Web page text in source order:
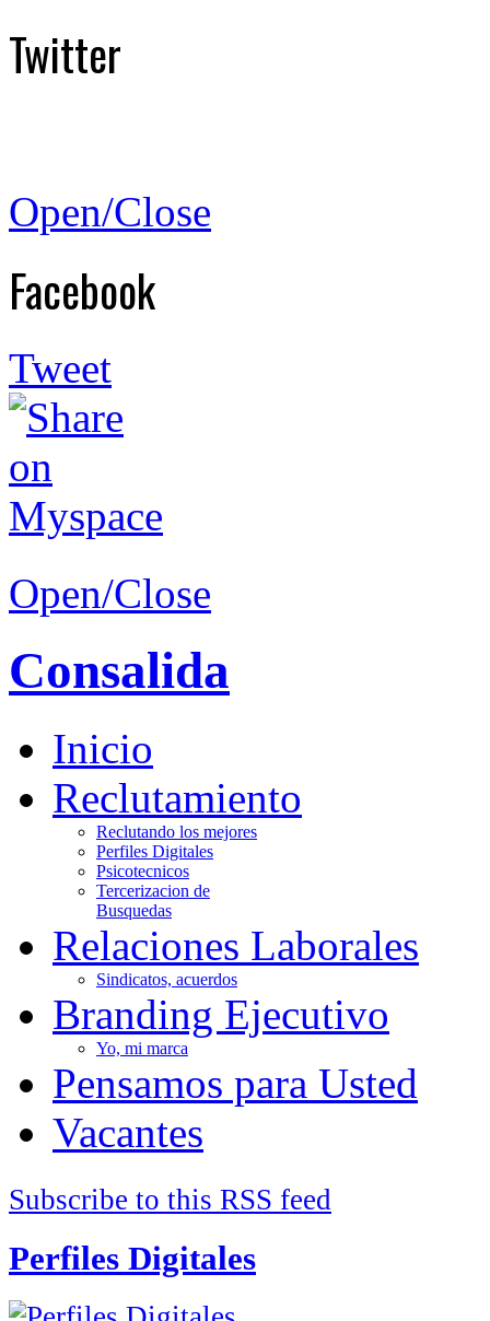
Twitter
Open/Close
Facebook
Tweet
Open/Close
Consalida
Inicio
Reclutamiento
Reclutando los mejores
Perfiles Digitales
Psicotecnicos
Tercerizacion de
Busquedas
Relaciones Laborales
Sindicatos, acuerdos
Branding Ejecutivo
Yo, mi marca
Pensamos para Usted
Vacantes
Subscribe to this RSS feed
Perfiles Digitales